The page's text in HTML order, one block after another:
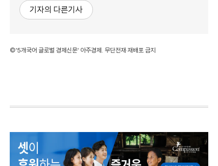
기자의 다른기사
©'5개국어 글로벌 경제신문' 아주경제. 무단전재·재배포 금지